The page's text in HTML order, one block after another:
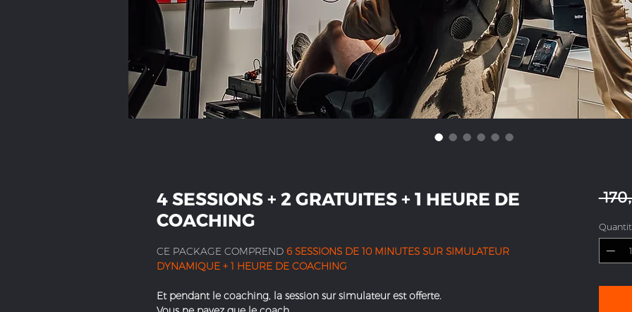
4 SESSIONS + 2 GRATUITES + 1 HEURE DE
COACHING
CE PACKAGE COMPREND 6 SESSIONS DE 10 MINUTES SUR SIMULATEUR
DYNAMIQUE + 1 HEURE DE COACHING
Et pendant le coaching, la session sur simulateur est offerte.